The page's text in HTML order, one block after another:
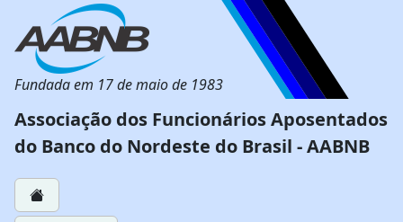
Fundada em 17 de maio de 1983
Associação dos Funcionários Aposentados
do Banco do Nordeste do Brasil - AABNB